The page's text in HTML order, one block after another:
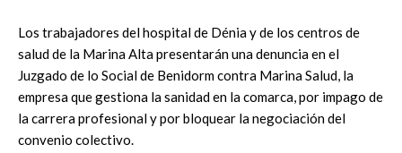
Los trabajadores del hospital de Dénia y de los centros de
salud de la Marina Alta presentarán una denuncia en el
Juzgado de lo Social de Benidorm contra Marina Salud, la
empresa que gestiona la sanidad en la comarca, por impago de
la carrera profesional y por bloquear la negociación del
convenio colectivo.